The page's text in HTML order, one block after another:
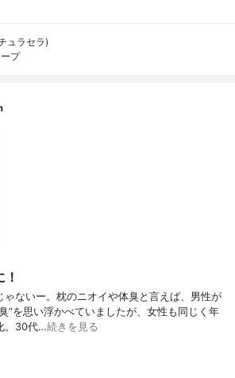
ュラセラ)
プ
ゃないー。枕のニオイや体臭と言えば、男性が
”を思い浮かべていましたが、女性も同じく年
。30代…続きを見る